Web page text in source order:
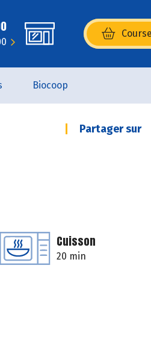
(s’ouvre dans
Biocoop
Partager sur
Cuisson
20 min